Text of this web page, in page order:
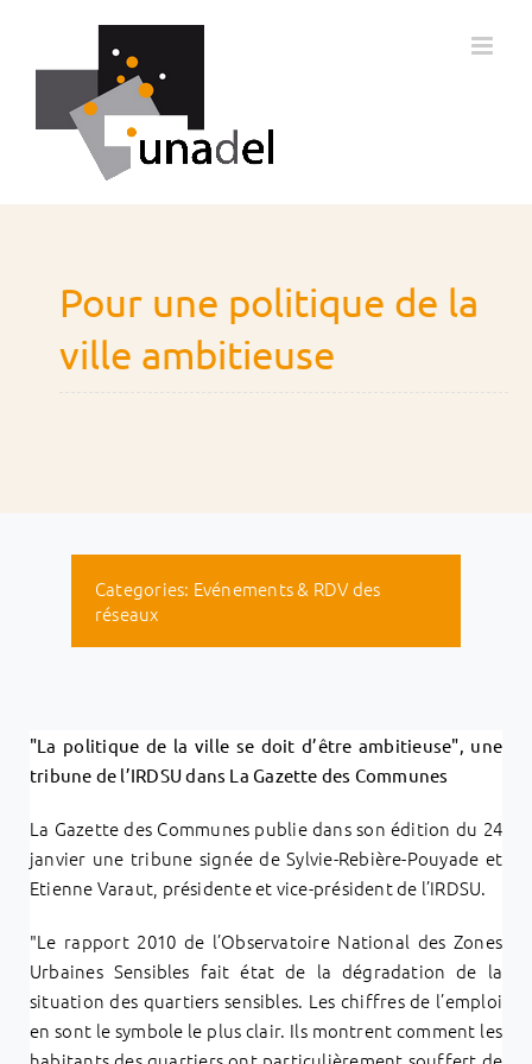
contenu
Pour une politique de la
ville ambitieuse
Categories: Evénements & RDV des
réseaux
"La politique de la ville se doit d’être ambitieuse", une
tribune de l’IRDSU dans La Gazette des Communes
La Gazette des Communes publie dans son édition du 24
janvier une tribune signée de Sylvie-Rebière-Pouyade et
Etienne Varaut, présidente et vice-président de l’IRDSU.
"Le rapport 2010 de l’Observatoire National des Zones
Urbaines Sensibles fait état de la dégradation de la
situation des quartiers sensibles. Les chiffres de l’emploi
en sont le symbole le plus clair. Ils montrent comment les